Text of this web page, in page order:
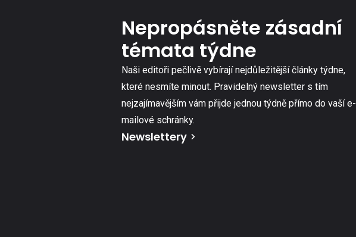
Nepropásněte zásadní
témata týdne
Naši editoři pečlivě vybírají nejdůležitější články týdne,
které nesmíte minout. Pravidelný newsletter s tím
nejzajímavějším vám přijde jednou týdně přímo do vaší e-
mailové schránky.
Newslettery